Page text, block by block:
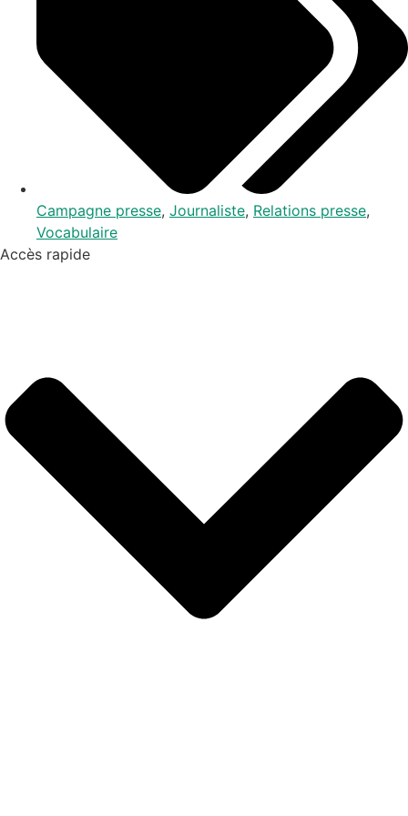
Campagne presse, Journaliste, Relations presse,
Vocabulaire
Accès rapide